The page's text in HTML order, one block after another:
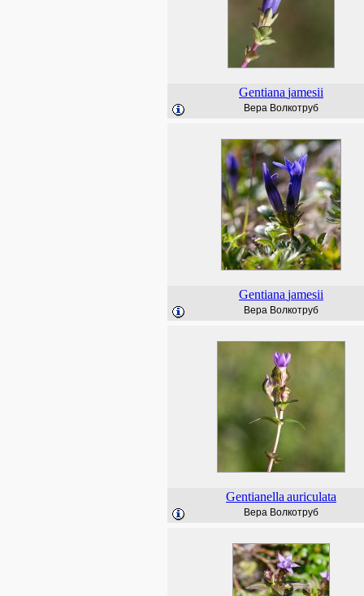
Gentiana jamesii
Вера Волкотруб
Gentiana jamesii
Вера Волкотруб
Gentianella auriculata
Вера Волкотруб